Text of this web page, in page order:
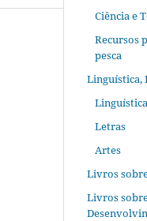
Ciência e
Recursos
pesca
Linguística,
Linguística
Letras
Artes
Livros
Livros